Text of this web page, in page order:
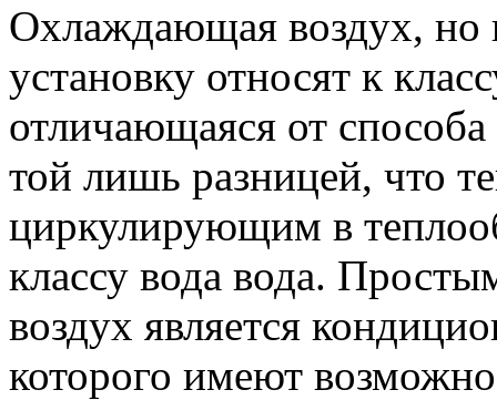
Охлаждающая воздух, но
установку относят к
отличающаяся от
той лишь разницей, что
циркулирующим в
классу вода вода.
воздух является
которого имеют